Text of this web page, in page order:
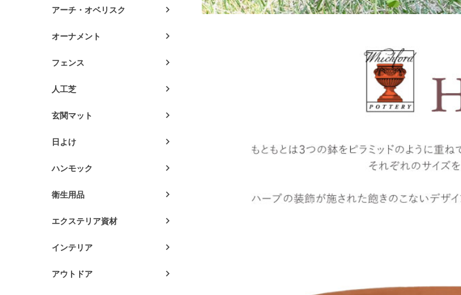
アーチ・オベリスク
オーナメント
フェンス
人工芝
玄関マット
日よけ
ハンモック
衛生用品
エクステリア資材
インテリア
アウトドア